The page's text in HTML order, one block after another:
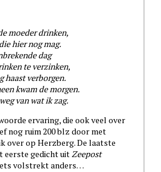
moeder drinken,
hier nog mag.
dag
te verzinken,
haast verborgen.
kwam de morgen.
van wat ik zag.
ervaring, die ook veel over
nog ruim 200 blz door met
over op Herzberg. De laatste
eerste gedicht uitZeepost
volstrekt anders…